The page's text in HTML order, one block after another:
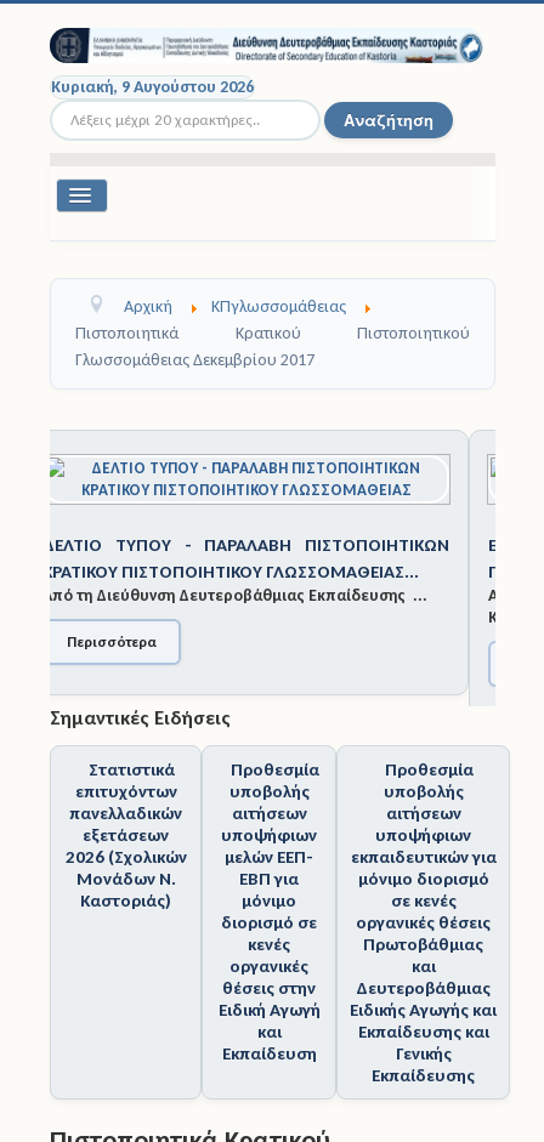
Κυριακή, 9 Αυγούστου 2026
Αναζήτηση... Αναζήτηση
Εναλλαγή
Σχολικές Μονάδες
Μαθητές
Σχολικές Εκδρομές
Νομοθεσία
Άδειες
Έντυπα
Πολιτική Προστασία
Ηλεκτρονικές Υπηρεσίες
Επικοινωνία
Αρχική
ΚΠγλωσσομάθειας
Πιστοποιητικά Κρατικού Πιστοποιητικού
Γλωσσομάθειας Δεκεμβρίου 2017
1 2 3 4 5 6 7 8 9 1
0
ΕΞΕΤΆΣΕΙΣ ΚΡΑΤΙΚΟΎ ΠΙΣΤΟΠΟΙΗΤΙΚΟΎ
ΓΛΩΣΣΟΜΆΘΕΙΑΣ ΝΟΕΜΒΡΊΟΥ 2025
Από τη Διεύθυνση Δευτεροβάθμιας Εκπαίδευσης
Καστορ...
Περισσότερα
Στατιστικά
επιτυχόντων
πανελλαδικών
εξετάσεων
2026 (Σχολικών
Μονάδων Ν.
Προθεσμία
υποβολής
αιτήσεων
υποψήφιων
μελών ΕΕΠ-
ΕΒΠ για
μόνιμο
διορισμό σε
κενές
οργανικές
θέσεις στην
Ειδική Αγωγή
και
Προθεσμία
υποβολής
αιτήσεων
υποψήφιων
εκπαιδευτικών για
μόνιμο διορισμό
σε κενές
οργανικές θέσεις
Πρωτοβάθμιας
και
Δευτεροβάθμιας
Ειδικής Αγωγής και
Εκπαίδευσης και
Γενικής
Εκπαίδευσης